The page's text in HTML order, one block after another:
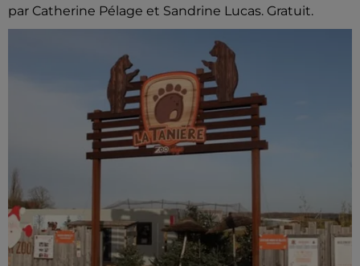
par Catherine Pélage et Sandrine Lucas. Gratuit.